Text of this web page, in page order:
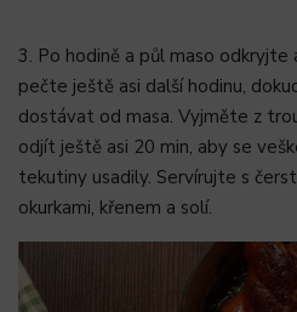
3. Po hodině a půl maso
pečte ještě asi další hodinu,
dostávat od masa. Vyjměte z
odjít ještě asi 20 min, aby se
tekutiny usadily. Servírujte s
okurkami, křenem a solí.